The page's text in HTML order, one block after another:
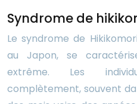
Syndrome de
Le syndrome de
au Japon, se
extrême. Les
complètement, souvent